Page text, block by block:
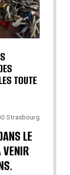
TOUTE
Strasbourg
LE